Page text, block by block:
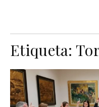
Etiqueta: